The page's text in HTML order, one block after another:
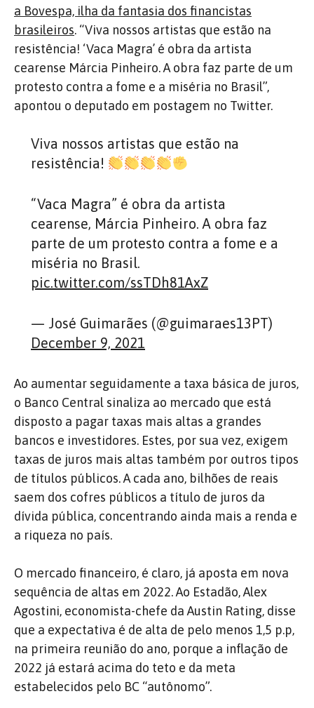
a Bovespa, ilha da fantasia dos financistas
brasileiros. “Viva nossos artistas que estão na
resistência! ‘Vaca Magra’ é obra da artista
cearense Márcia Pinheiro. A obra faz parte de um
protesto contra a fome e a miséria no Brasil”,
apontou o deputado em postagem no Twitter.
Viva nossos artistas que estão na
resistência!
“Vaca Magra” é obra da artista
cearense, Márcia Pinheiro. A obra faz
parte de um protesto contra a fome e a
miséria no Brasil.
pic.twitter.com/ssTDh81AxZ
— José Guimarães (@guimaraes13PT)
December 9, 2021
Ao aumentar seguidamente a taxa básica de juros,
o Banco Central sinaliza ao mercado que está
disposto a pagar taxas mais altas a grandes
bancos e investidores. Estes, por sua vez, exigem
taxas de juros mais altas também por outros tipos
de títulos públicos. A cada ano, bilhões de reais
saem dos cofres públicos a título de juros da
dívida pública, concentrando ainda mais a renda e
a riqueza no país.
O mercado financeiro, é claro, já aposta em nova
sequência de altas em 2022. Ao Estadão, Alex
Agostini, economista-chefe da Austin Rating, disse
que a expectativa é de alta de pelo menos 1,5 p.p,
na primeira reunião do ano, porque a inflação de
2022 já estará acima do teto e da meta
estabelecidos pelo BC “autônomo”.